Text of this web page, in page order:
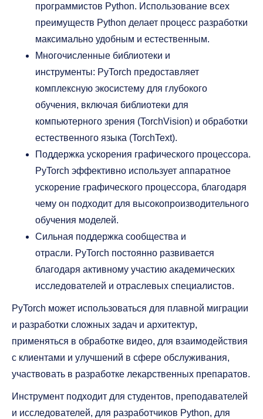
программистов Python. Использование всех
преимуществ Python делает процесс разработки
максимально удобным и естественным.
Многочисленные библиотеки и
инструменты: PyTorch предоставляет
комплексную экосистему для глубокого
обучения, включая библиотеки для
компьютерного зрения (TorchVision) и обработки
естественного языка (TorchText).
Поддержка ускорения графического процессора.
PyTorch эффективно использует аппаратное
ускорение графического процессора, благодаря
чему он подходит для высокопроизводительного
обучения моделей.
Сильная поддержка сообщества и
отрасли. PyTorch постоянно развивается
благодаря активному участию академических
исследователей и отраслевых специалистов.
PyTorch может использоваться для плавной миграции
и разработки сложных задач и архитектур,
применяться в обработке видео, для взаимодействия
с клиентами и улучшений в сфере обслуживания,
участвовать в разработке лекарственных препаратов.
Инструмент подходит для студентов, преподавателей
и исследователей, для разработчиков Python, для